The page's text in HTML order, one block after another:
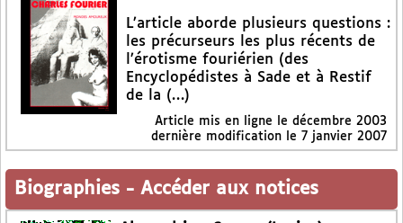
L’article aborde plusieurs questions :
les précurseurs les plus récents de
l’érotisme fouriérien (des
Encyclopédistes à Sade et à Restif
de la (…)
Article mis en ligne le décembre 2003
dernière modification le 7 janvier 2007
Biographies - Accéder aux notices